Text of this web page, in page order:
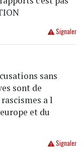
Signaler
sans
sont de
a l
et du
Signaler